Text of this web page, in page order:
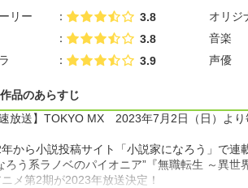
リー 3.8 オリジ
3.8 音楽
3.9 声優
作品のあらすじ
速放送】TOKYO MX 2023年7月2日（日）より
から小説投稿サイト「小説家になろう」で連
ろう系ラノベのパイオニア”『無職転生 ～異世
メ第2期が2023年放送決定！